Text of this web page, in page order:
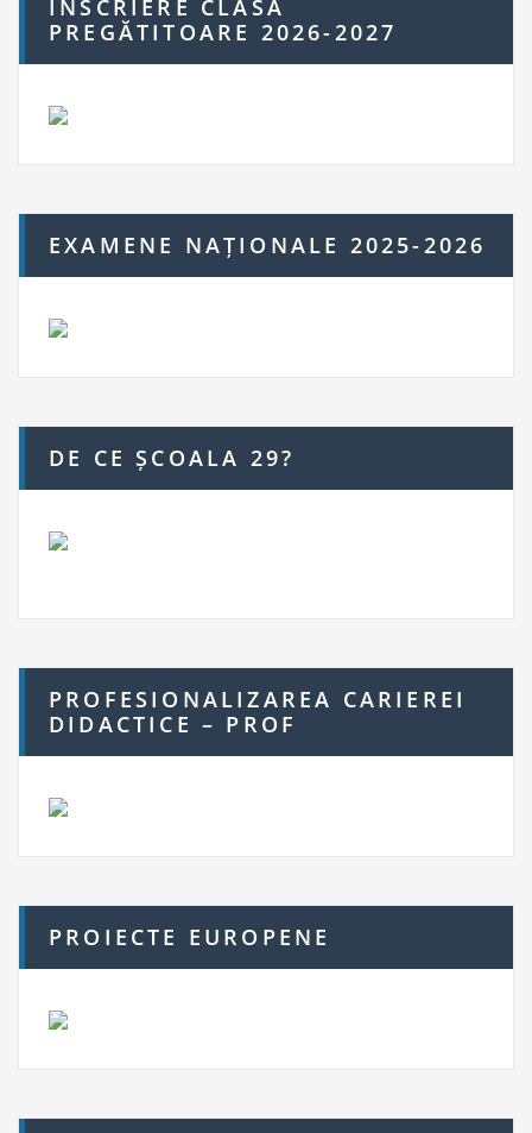
ÎNSCRIERE CLASA
PREGĂTITOARE 2026-2027
EXAMENE NAȚIONALE 2025-2026
DE CE ȘCOALA 29?
PROFESIONALIZAREA CARIEREI
DIDACTICE – PROF
PROIECTE EUROPENE